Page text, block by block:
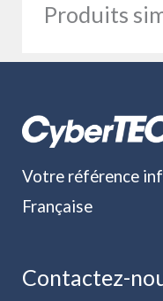
Produits
Votre référence
Française
Contactez-